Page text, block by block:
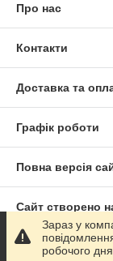
Про нас
Контакти
Доставка та
Графік роботи
Повна версія
Сайт створено
Політика
Зараз у
робочого